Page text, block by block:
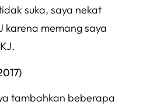
suka, saya nekat
karena memang saya
tambahkan beberapa